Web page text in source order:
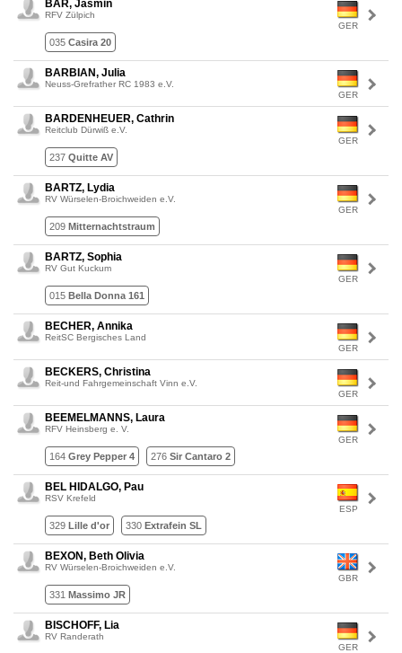
GER
BÄR, Jasmin
RFV Zülpich
035 Casira 20
GER
BARBIAN, Julia
Neuss-Grefrather RC 1983 e.V.
GER
BARDENHEUER, Cathrin
Reitclub Dürwiß e.V.
237 Quitte AV
GER
BARTZ, Lydia
RV Würselen-Broichweiden e.V.
209 Mitternachtstraum
GER
BARTZ, Sophia
RV Gut Kuckum
015 Bella Donna 161
GER
BECHER, Annika
ReitSC Bergisches Land
GER
BECKERS, Christina
Reit-und Fahrgemeinschaft Vinn e.V.
GER
BEEMELMANNS, Laura
RFV Heinsberg e. V.
164 Grey Pepper 4 276 Sir Cantaro 2
ESP
BEL HIDALGO, Pau
RSV Krefeld
329 Lille d'or 330 Extrafein SL
GBR
BEXON, Beth Olivia
RV Würselen-Broichweiden e.V.
331 Massimo JR
GER
BISCHOFF, Lia
RV Randerath